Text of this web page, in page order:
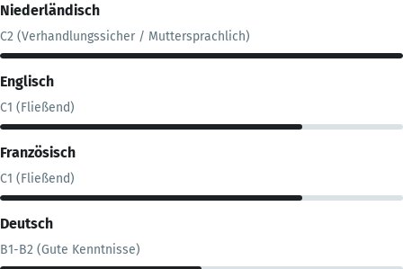
Niederländisch
C2 (Verhandlungssicher / Muttersprachlich)
Englisch
C1 (Fließend)
Französisch
C1 (Fließend)
Deutsch
B1-B2 (Gute Kenntnisse)